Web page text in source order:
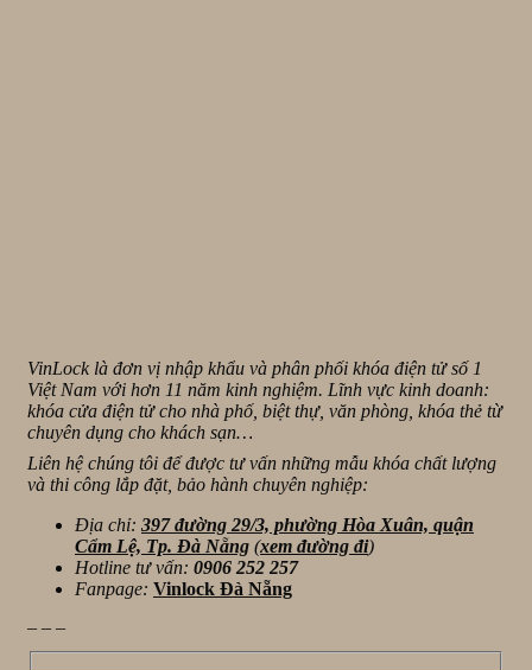
VinLock là đơn vị nhập khẩu và phân phối khóa điện tử số 1
Việt Nam với hơn 11 năm kinh nghiệm. Lĩnh vực kinh doanh:
khóa cửa điện tử cho nhà phố, biệt thự, văn phòng, khóa thẻ từ
chuyên dụng cho khách sạn…
Liên hệ chúng tôi để được tư vấn những mẫu khóa chất lượng
và thi công lắp đặt, bảo hành chuyên nghiệp:
Địa chỉ: 397 đường 29/3, phường Hòa Xuân, quận
Cẩm Lệ, Tp. Đà Nẵng (xem đường đi)
Hotline tư vấn: 0906 252 257
Fanpage: Vinlock Đà Nẵng